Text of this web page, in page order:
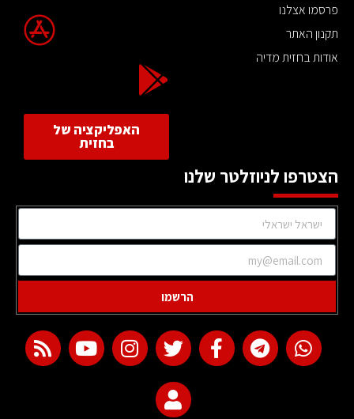
פרסמו אצלנו
תקנון האתר
אודות בחזית מדיה
האפליקציה של
בחזית
הצטרפו לניוזלטר שלנו
הרשמו